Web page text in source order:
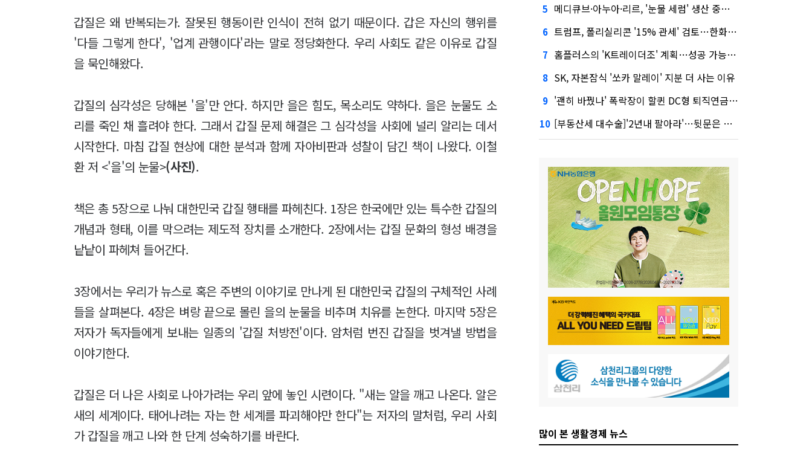
갑질은 왜 반복되는가. 잘못된 행동이란 인식이 전혀 없기 때문이다. 갑은 자신의 행위를
'다들 그렇게 한다', '업계 관행이다'라는 말로 정당화한다. 우리 사회도 같은 이유로 갑질
을 묵인해왔다.
갑질의 심각성은 당해본 '을'만 안다. 하지만 을은 힘도, 목소리도 약하다. 을은 눈물도 소
리를 죽인 채 흘려야 한다. 그래서 갑질 문제 해결은 그 심각성을 사회에 널리 알리는 데서
시작한다. 마침 갑질 현상에 대한 분석과 함께 자아비판과 성찰이 담긴 책이 나왔다. 이철
환 저 <'을'의 눈물>(사진).
책은 총 5장으로 나눠 대한민국 갑질 행태를 파헤친다. 1장은 한국에만 있는 특수한 갑질의
개념과 형태, 이를 막으려는 제도적 장치를 소개한다. 2장에서는 갑질 문화의 형성 배경을
낱낱이 파헤쳐 들어간다.
3장에서는 우리가 뉴스로 혹은 주변의 이야기로 만나게 된 대한민국 갑질의 구체적인 사례
들을 살펴본다. 4장은 벼랑 끝으로 몰린 을의 눈물을 비추며 치유를 논한다. 마지막 5장은
저자가 독자들에게 보내는 일종의 '갑질 처방전'이다. 암처럼 번진 갑질을 벗겨낼 방법을
이야기한다.
갑질은 더 나은 사회로 나아가려는 우리 앞에 놓인 시련이다. "새는 알을 깨고 나온다. 알은
새의 세계이다. 태어나려는 자는 한 세계를 파괴해야만 한다"는 저자의 말처럼, 우리 사회
가 갑질을 깨고 나와 한 단계 성숙하기를 바란다.
5 메디큐브·아누아·리르, '눈물 세럼' 생산 중단한다
6 트럼프, 폴리실리콘 '15% 관세' 검토…한화큐셀·OCI 영향은?
7 홈플러스의 'K트레이더조' 계획…성공 가능성은 '글쎄'
8 SK, 자본잠식 '쏘카 말레이' 지분 더 사는 이유
9 '괜히 바꿨나' 폭락장이 할퀸 DC형 퇴직연금…전문가 조언은
10 [부동산세 대수술]'2년내 팔아라'…뒷문은 열었다
많이 본 생활경제 뉴스